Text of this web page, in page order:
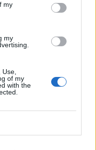
my
my
of my
with the
αντιδρούσε
πράγματα, δεν θα
μικρή, όπως λέτε.
που τελείωσε το
την έπαιρνα.
"Κοίταξε,
τη Ναταλία. Ένα
μόνο. Μη
εσένα"»,